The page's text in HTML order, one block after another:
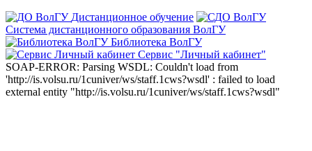
Дистанционное обучение
Система дистанционного образования ВолГУ
Библиотека ВолГУ
Сервис "Личный кабинет"
SOAP-ERROR: Parsing WSDL: Couldn't load from
'http://is.volsu.ru/1cuniver/ws/staff.1cws?wsdl' : failed to load
external entity "http://is.volsu.ru/1cuniver/ws/staff.1cws?wsdl"